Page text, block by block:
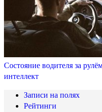
Состояние водителя за
интеллект
Записи на полях
Рейтинги